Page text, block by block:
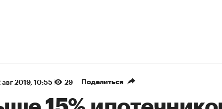
авг 2019, 10:55 29 Поделиться